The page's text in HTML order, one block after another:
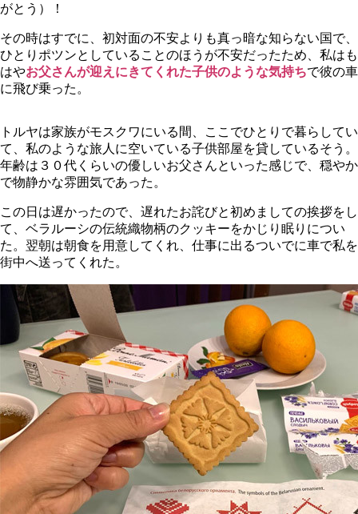
がとう）！
その時はすでに、初対面の不安よりも真っ暗な知らない国で、
ひとりポツンとしていることのほうが不安だったため、私はも
はやお父さんが迎えにきてくれた子供のような気持ちで彼の車
に飛び乗った。
トルヤは家族がモスクワにいる間、ここでひとりで暮らしてい
て、私のような旅人に空いている子供部屋を貸しているそう。
年齢は３０代くらいの優しいお父さんといった感じで、穏やか
で物静かな雰囲気であった。
この日は遅かったので、遅れたお詫びと初めましての挨拶をし
て、ベラルーシの伝統織物柄のクッキーをかじり眠りについ
た。翌朝は朝食を用意してくれ、仕事に出るついでに車で私を
街中へ送ってくれた。